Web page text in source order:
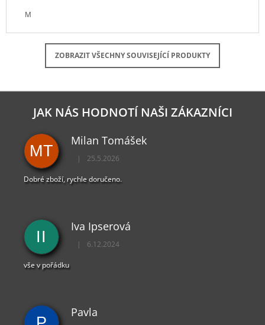
M
ZOBRAZIT VŠECHNY SOUVISEJÍCÍ PRODUKTY
JAK NÁS HODNOTÍ NAŠI ZÁKAZNÍCI
MT
Milan Tomášek
Hodnocení obchodu je 5 z 5 hvězdiček.
| 25.5.2026
Dobré zboží, rychle doručeno.
II
Iva Ipserová
Hodnocení obchodu je 5 z 5 hvězdiček.
| 6.12.2024
vše v pořádku
Pavla